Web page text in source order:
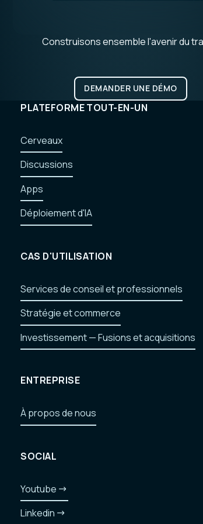
notre
d'experts
Construisons ensemble l'avenir du
DEMANDER UNE
DEMANDER UNE DÉMO
PLATEFORME TOUT-EN-UN
Cerveaux
Cerveaux
Discussions
Discussions
Apps
Apps
Déploiement d'IA
Déploiement d'IA
CAS D'UTILISATION
Services de conseil et professionnels
Services de conseil et professionnels
Stratégie et commerce
Stratégie et commerce
Investissement — Fusions et acquisitions
Investissement — Fusions et acquisitions
ENTREPRISE
À propos de nous
À propos de nous
SOCIAL
Youtube
Youtube
Linkedin
Linkedin